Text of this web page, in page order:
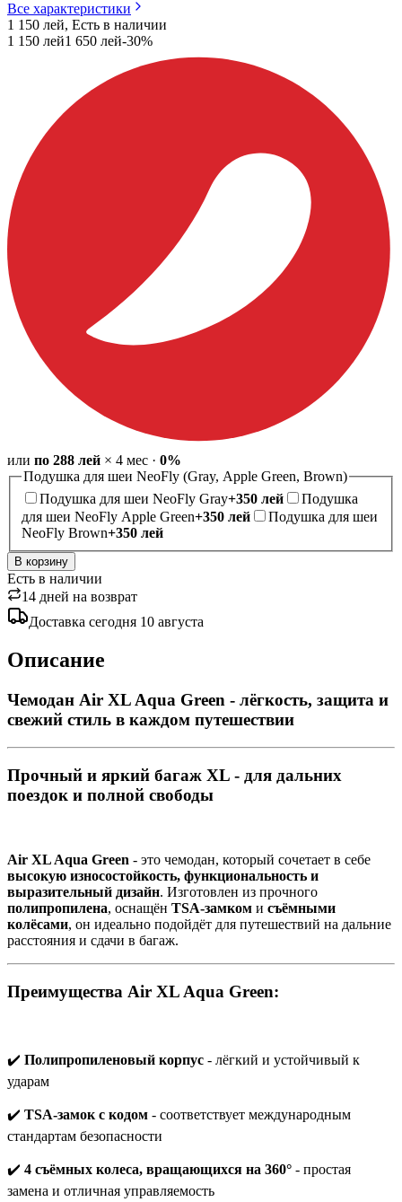
Все характеристики
1 150 лей, Есть в наличии
1 150 лей1 650 лей-30%
или по 288 лей × 4 мес · 0%
Подушка для шеи NeoFly (Gray, Apple Green, Brown)
Подушка для шеи NeoFly Gray+350 лей
Подушка
для шеи NeoFly Apple Green+350 лей
Подушка для шеи
NeoFly Brown+350 лей
В корзину
Есть в наличии
14 дней на возврат
Доставка сегодня 10 августа
Описание
Чемодан Air XL Aqua Green - лёгкость, защита и
свежий стиль в каждом путешествии
Прочный и яркий багаж XL - для дальних
поездок и полной свободы
Air XL Aqua Green - это чемодан, который сочетает в себе
высокую износостойкость, функциональность и
выразительный дизайн. Изготовлен из прочного
полипропилена, оснащён TSA-замком и съёмными
колёсами, он идеально подойдёт для путешествий на дальние
расстояния и сдачи в багаж.
Преимущества Air XL Aqua Green:
✔️ Полипропиленовый корпус - лёгкий и устойчивый к
ударам
✔️ TSA-замок с кодом - соответствует международным
стандартам безопасности
✔️ 4 съёмных колеса, вращающихся на 360° - простая
замена и отличная управляемость